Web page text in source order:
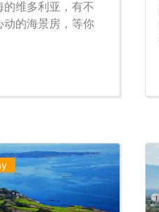
的维多利亚，有不
动的海景房，等你